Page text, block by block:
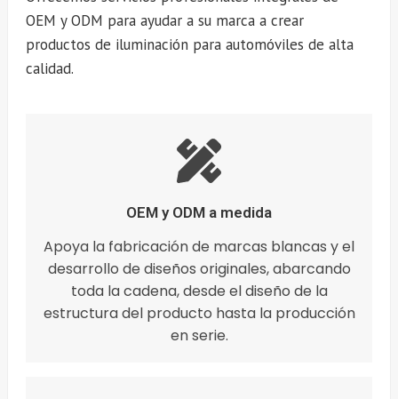
OEM y ODM para ayudar a su marca a crear
productos de iluminación para automóviles de alta
calidad.
OEM y ODM a medida
Apoya la fabricación de marcas blancas y el
desarrollo de diseños originales, abarcando
toda la cadena, desde el diseño de la
estructura del producto hasta la producción
en serie.